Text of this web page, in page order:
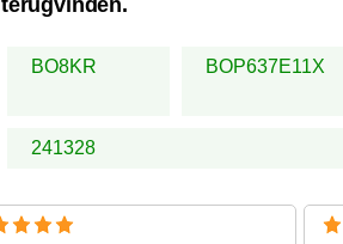
terugvinden.
BO8KR BOP637E11X
241328